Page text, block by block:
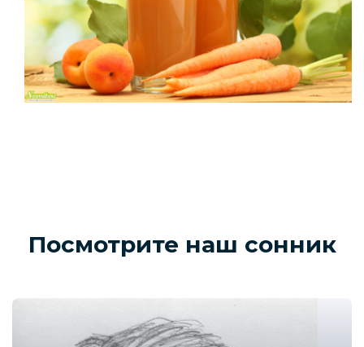
Посмотрите наш сонник